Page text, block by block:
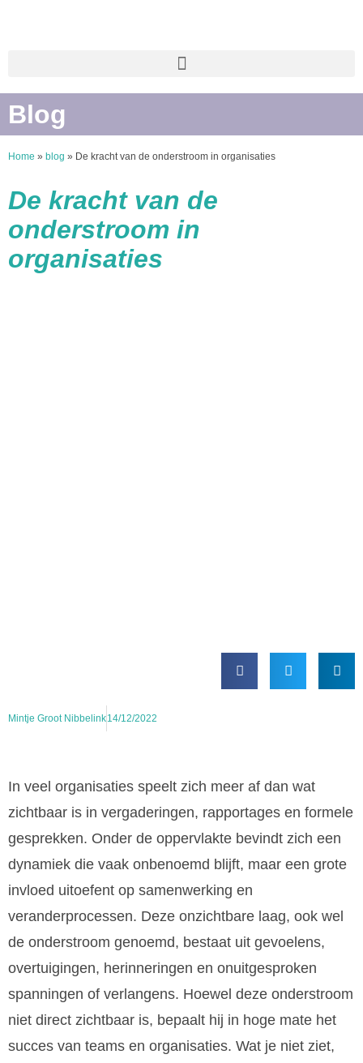
Blog
Home » blog » De kracht van de onderstroom in organisaties
De kracht van de
onderstroom in
organisaties
Mintje Groot Nibbelink14/12/2022
In veel organisaties speelt zich meer af dan wat
zichtbaar is in vergaderingen, rapportages en formele
gesprekken. Onder de oppervlakte bevindt zich een
dynamiek die vaak onbenoemd blijft, maar een grote
invloed uitoefent op samenwerking en
veranderprocessen. Deze onzichtbare laag, ook wel
de onderstroom genoemd, bestaat uit gevoelens,
overtuigingen, herinneringen en onuitgesproken
spanningen of verlangens. Hoewel deze onderstroom
niet direct zichtbaar is, bepaalt hij in hoge mate het
succes van teams en organisaties. Wat je niet ziet,